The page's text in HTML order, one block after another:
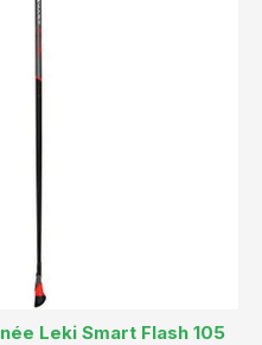
Leki Smart Flash 105